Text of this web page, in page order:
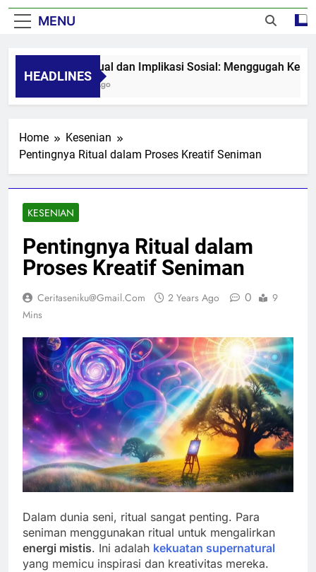
MENU
HEADLINES
Seni Visual dan Implikasi Sosial: Menggugah
8 Months Ago
Home
Kesenian
Pentingnya Ritual dalam Proses Kreatif Seniman
KESENIAN
Pentingnya Ritual dalam
Proses Kreatif Seniman
Ceritaseniku@gmail.com 2 Years Ago 0
9
Mins
Dalam dunia seni, ritual sangat penting. Para
seniman menggunakan ritual untuk mengalirkan
energi mistis. Ini adalah kekuatan supernatural
yang memicu inspirasi dan kreativitas mereka.